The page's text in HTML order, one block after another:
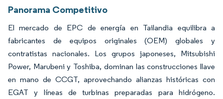
Panorama Competitivo
El mercado de EPC de energía en Tailandia equilibra a
fabricantes de equipos originales (OEM) globales y
contratistas nacionales. Los grupos japoneses, Mitsubishi
Power, Marubeni y Toshiba, dominan las construcciones llave
en mano de CCGT, aprovechando alianzas históricas con
EGAT y líneas de turbinas preparadas para hidrógeno.